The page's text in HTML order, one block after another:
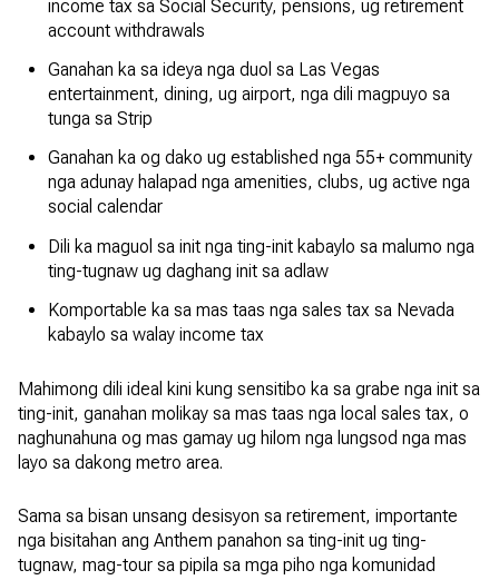
income tax sa Social Security, pensions, ug retirement
account withdrawals
Ganahan ka sa ideya nga duol sa Las Vegas
entertainment, dining, ug airport, nga dili magpuyo sa
tunga sa Strip
Ganahan ka og dako ug established nga 55+ community
nga adunay halapad nga amenities, clubs, ug active nga
social calendar
Dili ka maguol sa init nga ting-init kabaylo sa malumo nga
ting-tugnaw ug daghang init sa adlaw
Komportable ka sa mas taas nga sales tax sa Nevada
kabaylo sa walay income tax
Mahimong dili ideal kini kung sensitibo ka sa grabe nga init sa
ting-init, ganahan molikay sa mas taas nga local sales tax, o
naghunahuna og mas gamay ug hilom nga lungsod nga mas
layo sa dakong metro area.
Sama sa bisan unsang desisyon sa retirement, importante
nga bisitahan ang Anthem panahon sa ting-init ug ting-
tugnaw, mag-tour sa pipila sa mga piho nga komunidad